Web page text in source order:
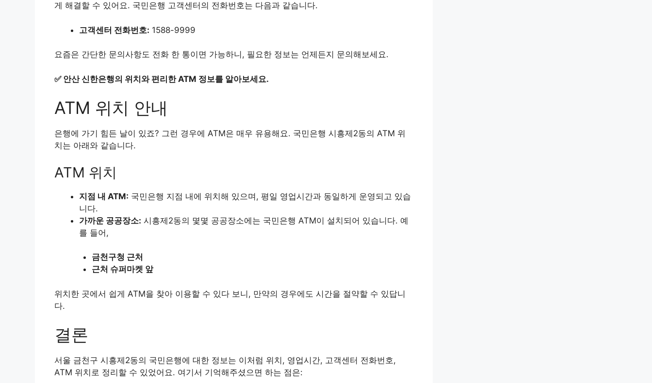
게 해결할 수 있어요. 국민은행 고객센터의 전화번호는 다음과 같습니다.
고객센터 전화번호: 1588-9999
요즘은 간단한 문의사항도 전화 한 통이면 가능하니, 필요한 정보는 언제든지 문의해보세요.
✅ 안산 신한은행의 위치와 편리한 ATM 정보를 알아보세요.
ATM 위치 안내
은행에 가기 힘든 날이 있죠? 그런 경우에 ATM은 매우 유용해요. 국민은행 시흥제2동의 ATM 위
치는 아래와 같습니다.
ATM 위치
지점 내 ATM: 국민은행 지점 내에 위치해 있으며, 평일 영업시간과 동일하게 운영되고 있습
니다.
가까운 공공장소: 시흥제2동의 몇몇 공공장소에는 국민은행 ATM이 설치되어 있습니다. 예
를 들어,
금천구청 근처
근처 슈퍼마켓 앞
위치한 곳에서 쉽게 ATM을 찾아 이용할 수 있다 보니, 만약의 경우에도 시간을 절약할 수 있답니
다.
결론
서울 금천구 시흥제2동의 국민은행에 대한 정보는 이처럼 위치, 영업시간, 고객센터 전화번호,
ATM 위치로 정리할 수 있었어요. 여기서 기억해주셨으면 하는 점은: